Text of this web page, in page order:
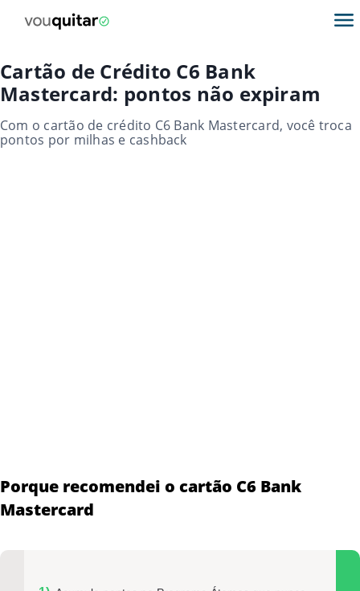
Cartão de Crédito C6 Bank
Mastercard: pontos não expiram
Com o cartão de crédito C6 Bank Mastercard, você troca
pontos por milhas e cashback
Porque recomendei o cartão C6 Bank
Mastercard